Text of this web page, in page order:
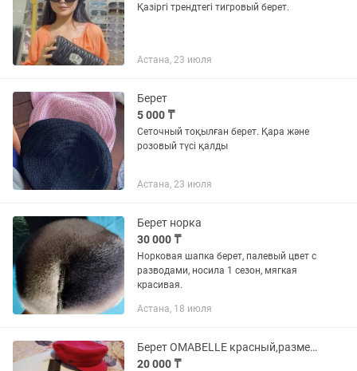
Қазіргі трендтегі тигровый берет.
Астана, 23 июля
Берет
5 000 ₸
Сеточный тоқылған берет. Қара және
розовый түсі қалды
Астана, 23 июля
Берет норка
30 000 ₸
Норковая шапка берет, палевый цвет с
разводами, носила 1 сезон, мягкая
красивая.
Астана, 18 июля
Берет OMABELLE красный,размер универсальный
20 000 ₸